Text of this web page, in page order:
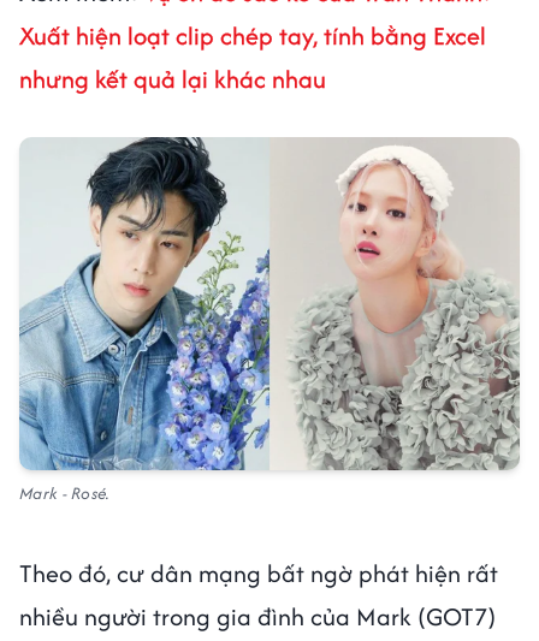
Xuất hiện loạt clip chép tay, tính bằng Excel
nhưng kết quả lại khác nhau
Mark - Rosé.
Theo đó, cư dân mạng bất ngờ phát hiện rất
nhiều người trong gia đình của Mark (GOT7)